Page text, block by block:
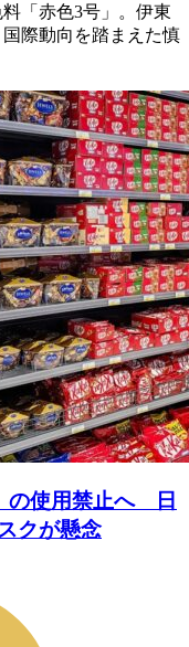
「赤色3号」。伊東
際動向を踏まえた慎
の使用禁止へ 日
クが懸念